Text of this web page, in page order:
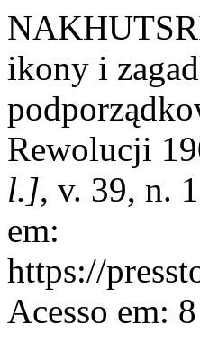
ikony i
Rewolucji
l.], v. 39, n.
em:
https://
Acesso em: